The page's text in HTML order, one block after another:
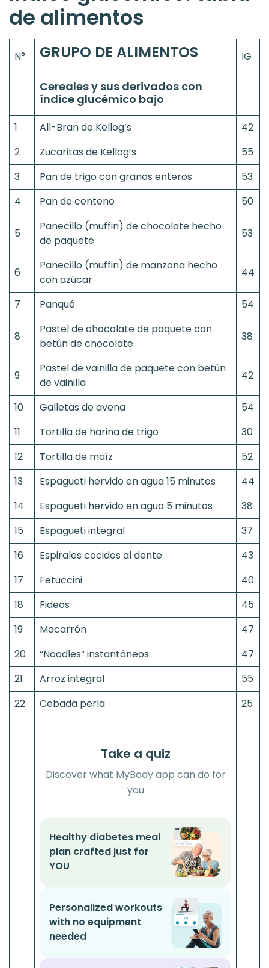
de alimentos
N° GRUPO DE ALIMENTOS IG
Cereales y sus derivados con
índice glucémico bajo
1 All-Bran de Kellog’s
42
2
Zucaritas de Kellog’s
55
3
Pan de trigo con granos enteros
53
4
Pan de centeno 50
5
Panecillo (muffin) de chocolate hecho
de paquete
53
6
Panecillo (muffin) de manzana hecho
con azúcar
44
7 Panqué 54
8
Pastel de chocolate de paquete con
betún de chocolate
38
9
Pastel de vainilla de paquete con betún
de vainilla
42
10 Galletas de avena
54
11
Tortilla de harina de trigo
30
12
Tortilla de maíz
52
13
Espagueti hervido en agua 15 minutos
44
14
Espagueti hervido en agua 5 minutos
38
15
Espagueti integral
37
16
Espirales cocidos al dente
43
17
Fetuccini
40
18
Fideos
45
19
Macarrón
47
20
“Noodles” instantáneos
47
21
Arroz integral
55
22
Cebada perla 25
Take a quiz
Discover what MyBody app can do for
you
Healthy diabetes meal
plan crafted just for
YOU
Personalized workouts
with no equipment
needed